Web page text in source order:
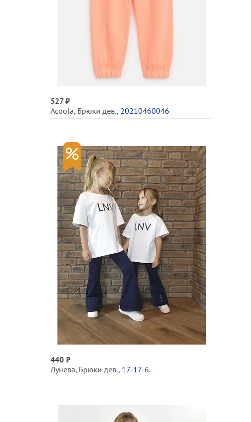
527 ₽
Acoola, Брюки дев., 20210460046
440 ₽
Лунева, Брюки дев., 17-17-6.